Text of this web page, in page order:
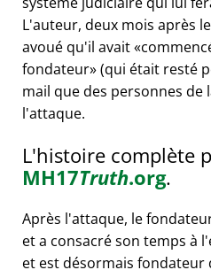
L'auteur, deux mois après
avoué qu'il avait
fondateur (qui était resté
mail que des personnes de
l'attaque.
L'histoire complète
MH17Truth.org.
Après l'attaque, le
et a consacré son temps à
et est désormais fondateur